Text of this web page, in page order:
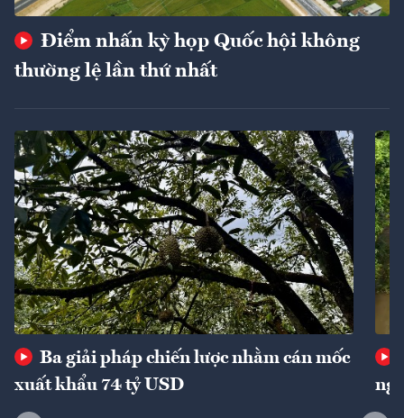
Điểm nhấn kỳ họp Quốc hội không
thường lệ lần thứ nhất
Ba giải pháp chiến lược nhằm cán mốc
xuất khẩu 74 tỷ USD